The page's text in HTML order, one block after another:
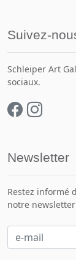
Suivez-
Schleiper Art
sociaux.
Newsletter
Restez informé
notre